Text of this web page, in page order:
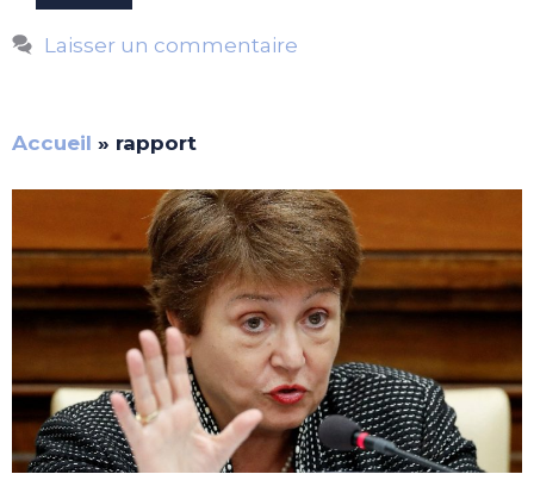
Laisser un commentaire
Accueil » rapport